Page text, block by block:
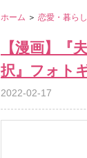
ホーム ＞ 恋愛・暮らし
【漫画】『
択』フォト
2022-02-17